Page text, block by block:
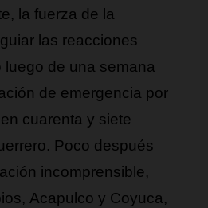
la fuerza de la
las reacciones
luego de una semana
de emergencia por
cuarenta y siete
Poco después
incomprensible,
Acapulco y Coyuca,